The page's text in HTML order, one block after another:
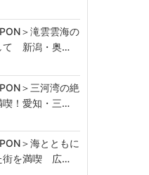
＞滝雲雲海の
て 新潟・奥…
＞三河湾の絶
喫！愛知・三…
＞海とともに
街を満喫 広…